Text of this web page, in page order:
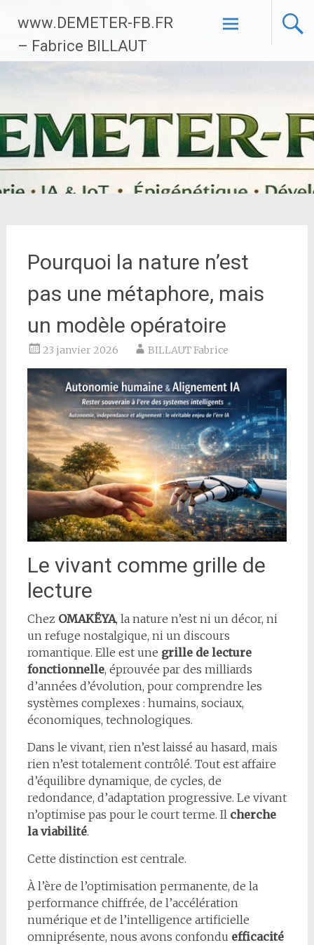
contenu
principal
www.DEMETER-FB.FR
– Fabrice BILLAUT
Pourquoi la nature n’est
pas une métaphore, mais
un modèle opératoire
23 janvier 2026 BILLAUT Fabrice
Le vivant comme grille de
lecture
Chez OMAKËYA, la nature n’est ni un décor, ni
un refuge nostalgique, ni un discours
romantique. Elle est une grille de lecture
fonctionnelle, éprouvée par des milliards
d’années d’évolution, pour comprendre les
systèmes complexes : humains, sociaux,
économiques, technologiques.
Dans le vivant, rien n’est laissé au hasard, mais
rien n’est totalement contrôlé. Tout est affaire
d’équilibre dynamique, de cycles, de
redondance, d’adaptation progressive. Le vivant
n’optimise pas pour le court terme. Il cherche
la viabilité.
Cette distinction est centrale.
À l’ère de l’optimisation permanente, de la
performance chiffrée, de l’accélération
numérique et de l’intelligence artificielle
omniprésente, nous avons confondu efficacité